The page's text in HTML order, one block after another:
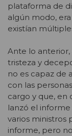
plataforma de
algún modo,
existían
Ante lo
tristeza y
no es capaz de
con las
cargo y que, en
lanzó el
varios ministros
informe, pero